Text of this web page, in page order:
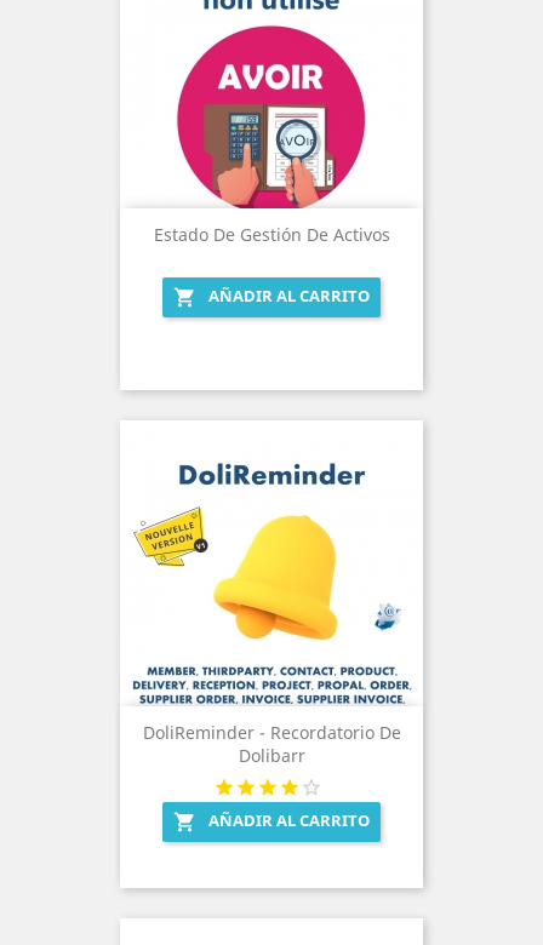
Estado De Gestión De Activos
 AÑADIR AL CARRITO
DoliReminder - Recordatorio De
Dolibarr
 AÑADIR AL CARRITO